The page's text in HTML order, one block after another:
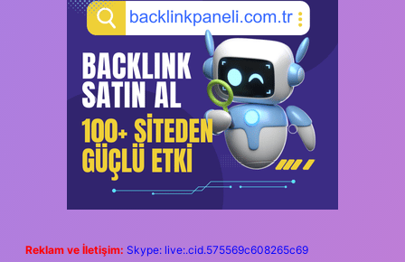
Reklam ve İletişim: Skype: live:.cid.575569c608265c69